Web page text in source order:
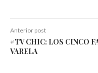
Anterior post
#TV CHIC: LOS CINCO
VARELA